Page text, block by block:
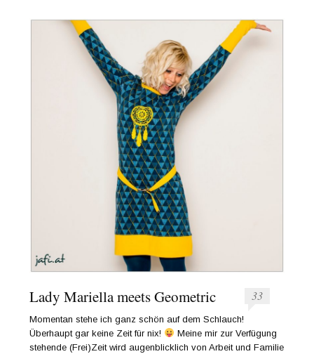
Lady Mariella meets Geometric 33
Momentan stehe ich ganz schön auf dem Schlauch!
Überhaupt gar keine Zeit für nix!
Meine mir zur Verfügung
stehende (Frei)Zeit wird augenblicklich von Arbeit und Familie